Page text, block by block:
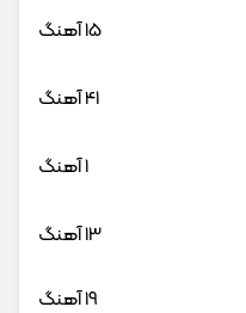
15 آهنگ
41 آهنگ
1 آهنگ
13 آهنگ
19 آهنگ